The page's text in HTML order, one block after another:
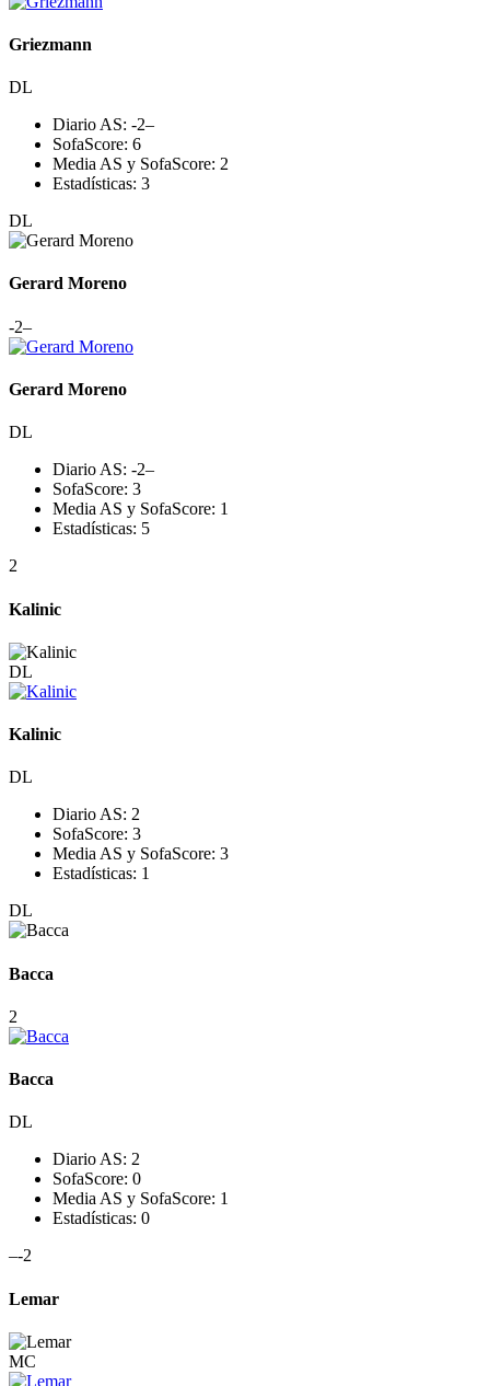
Griezmann
DL
Diario AS: -2–
SofaScore: 6
Media AS y SofaScore: 2
Estadísticas: 3
DL
Gerard Moreno
-2–
Gerard Moreno
DL
Diario AS: -2–
SofaScore: 3
Media AS y SofaScore: 1
Estadísticas: 5
2
Kalinic
DL
Kalinic
DL
Diario AS: 2
SofaScore: 3
Media AS y SofaScore: 3
Estadísticas: 1
DL
Bacca
2
Bacca
DL
Diario AS: 2
SofaScore: 0
Media AS y SofaScore: 1
Estadísticas: 0
–-2
Lemar
MC